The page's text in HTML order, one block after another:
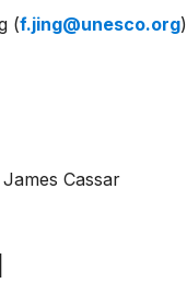
(f.jing@unesco.org)
Cassar